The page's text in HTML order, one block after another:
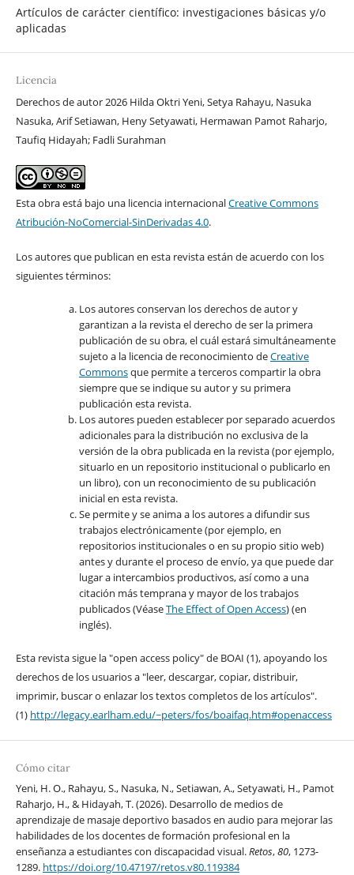
Artículos de carácter científico: investigaciones básicas y/o
aplicadas
Licencia
Derechos de autor 2026 Hilda Oktri Yeni, Setya Rahayu, Nasuka
Nasuka, Arif Setiawan, Heny Setyawati, Hermawan Pamot Raharjo,
Taufiq Hidayah; Fadli Surahman
Esta obra está bajo una licencia internacionalCreative Commons
Atribución-NoComercial-SinDerivadas 4.0.
Los autores que publican en esta revista están de acuerdo con los
siguientes términos:
Los autores conservan los derechos de autor y
garantizan a la revista el derecho de ser la primera
publicación de su obra, el cuál estará simultáneamente
sujeto a la licencia de reconocimiento deCreative
Commonsque permite a terceros compartir la obra
siempre que se indique su autor y su primera
publicación esta revista.
Los autores pueden establecer por separado acuerdos
adicionales para la distribución no exclusiva de la
versión de la obra publicada en la revista (por ejemplo,
situarlo en un repositorio institucional o publicarlo en
un libro), con un reconocimiento de su publicación
inicial en esta revista.
Se permite y se anima a los autores a difundir sus
trabajos electrónicamente (por ejemplo, en
repositorios institucionales o en su propio sitio web)
antes y durante el proceso de envío, ya que puede dar
lugar a intercambios productivos, así como a una
citación más temprana y mayor de los trabajos
publicados (VéaseThe Effect of Open Access) (en
inglés).
Esta revista sigue la "open access policy" de BOAI (1), apoyando los
derechos de los usuarios a "leer, descargar, copiar, distribuir,
imprimir, buscar o enlazar los textos completos de los artículos".
(1) http://legacy.earlham.edu/~peters/fos/boaifaq.htm#openaccess
Cómo citar
Yeni, H. O., Rahayu, S., Nasuka, N., Setiawan, A., Setyawati, H., Pamot
Raharjo, H., & Hidayah, T. (2026). Desarrollo de medios de
aprendizaje de masaje deportivo basados en audio para mejorar las
habilidades de los docentes de formación profesional en la
enseñanza a estudiantes con discapacidad visual.Retos,80, 1273-
1289. https://doi.org/10.47197/retos.v80.119384